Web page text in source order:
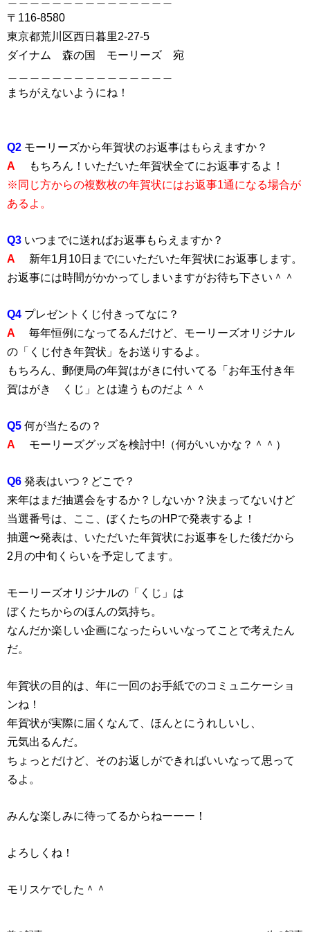
〒116-8580
東京都荒川区西日暮里2-27-5
ダイナム 森の国 モーリーズ 宛
まちがえないようにね！
Q2 モーリーズから年賀状のお返事はもらえますか？
A もちろん！いただいた年賀状全てにお返事するよ！
※同じ方からの複数枚の年賀状にはお返事1通になる場合が
あるよ。
Q3 いつまでに送ればお返事もらえますか？
A 新年1月10日までにいただいた年賀状にお返事します。
お返事には時間がかかってしまいますがお待ち下さい＾＾
Q4 プレゼントくじ付きってなに？
A 毎年恒例になってるんだけど、モーリーズオリジナル
の「くじ付き年賀状」をお送りするよ。
もちろん、郵便局の年賀はがきに付いてる「お年玉付き年
賀はがき くじ」とは違うものだよ＾＾
Q5 何が当たるの？
A モーリーズグッズを検討中!（何がいいかな？＾＾）
Q6 発表はいつ？どこで？
来年はまだ抽選会をするか？しないか？決まってないけど
当選番号は、ここ、ぼくたちのHPで発表するよ！
抽選〜発表は、いただいた年賀状にお返事をした後だから
2月の中旬くらいを予定してます。
モーリーズオリジナルの「くじ」は
ぼくたちからのほんの気持ち。
なんだか楽しい企画になったらいいなってことで考えたん
だ。
年賀状の目的は、年に一回のお手紙でのコミュニケーショ
ンね！
年賀状が実際に届くなんて、ほんとにうれしいし、
元気出るんだ。
ちょっとだけど、そのお返しができればいいなって思って
るよ。
みんな楽しみに待ってるからねーーー！
よろしくね！
モリスケでした＾＾